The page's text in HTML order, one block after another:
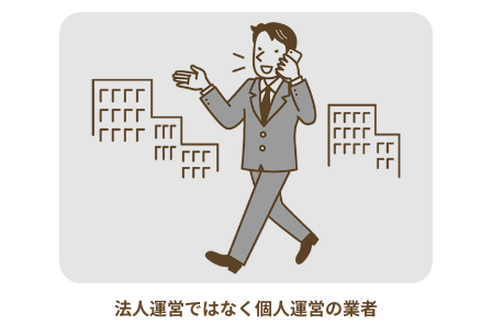
法人運営ではなく個人運営の業者